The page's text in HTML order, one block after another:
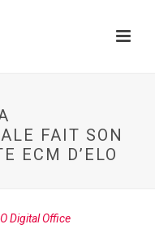
FAIT SON
ECM D’ELO
Digital Office